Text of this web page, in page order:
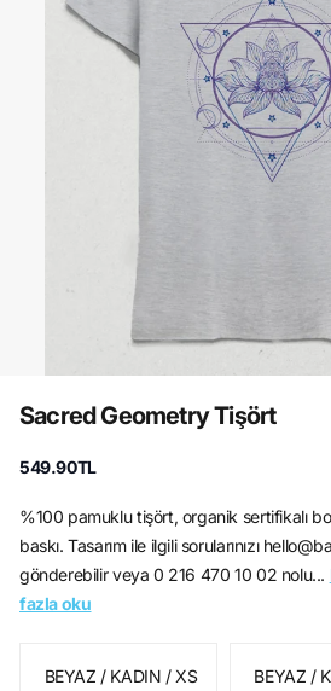
Sacred Geometry Tişört
549.90TL
%100 pamuklu tişört, organik sertifikalı
baskı. Tasarım ile ilgili sorularınızı
gönderebilir veya 0 216 470 10 02 nolu...
fazla oku
BEYAZ / KADIN / XS BEYAZ /